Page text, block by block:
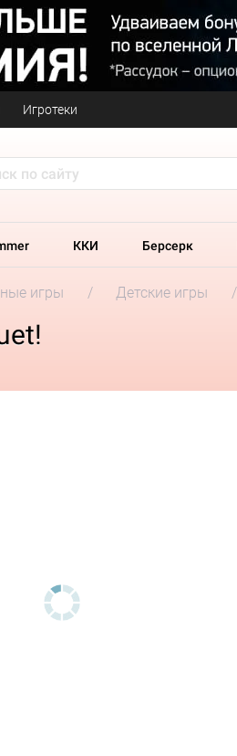
Игротеки
ККИ Берсерк
игры Детские игры